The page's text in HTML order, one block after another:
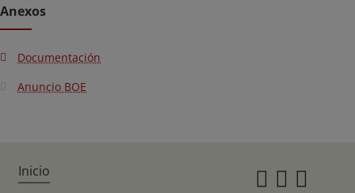
Anexos
Documentación
Anuncio BOE
Inicio